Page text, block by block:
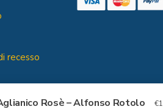
recesso
Rosè – Alfonso Rotolo €